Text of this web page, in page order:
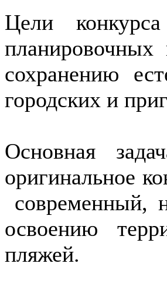
Цели
сохранению
городских и
Основная
оригинальное
современный,
освоению
пляжей.